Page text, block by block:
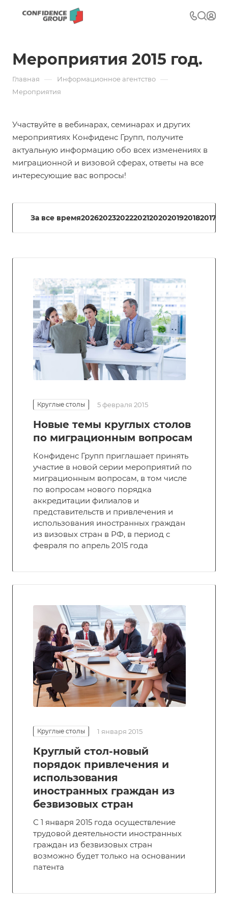
Мероприятия 2015 год.
Главная — Информационное агентство —
Мероприятия
Участвуйте в вебинарах, семинарах и других
мероприятиях Конфиденс Групп, получите
актуальную информацию обо всех изменениях в
миграционной и визовой сферах, ответы на все
интересующие вас вопросы!
За все время20262023202220212020201920182017
Круглые столы 5 февраля 2015
Новые темы круглых столов
по миграционным вопросам
Конфиденс Групп приглашает принять
участие в новой серии мероприятий по
миграционным вопросам, в том числе
по вопросам нового порядка
аккредитации филиалов и
представительств и привлечения и
использования иностранных граждан
из визовых стран в РФ, в период с
февраля по апрель 2015 года
Круглые столы 1 января 2015
Круглый стол-новый
порядок привлечения и
использования
иностранных граждан из
безвизовых стран
С 1 января 2015 года осуществление
трудовой деятельности иностранных
граждан из безвизовых стран
возможно будет только на основании
патента